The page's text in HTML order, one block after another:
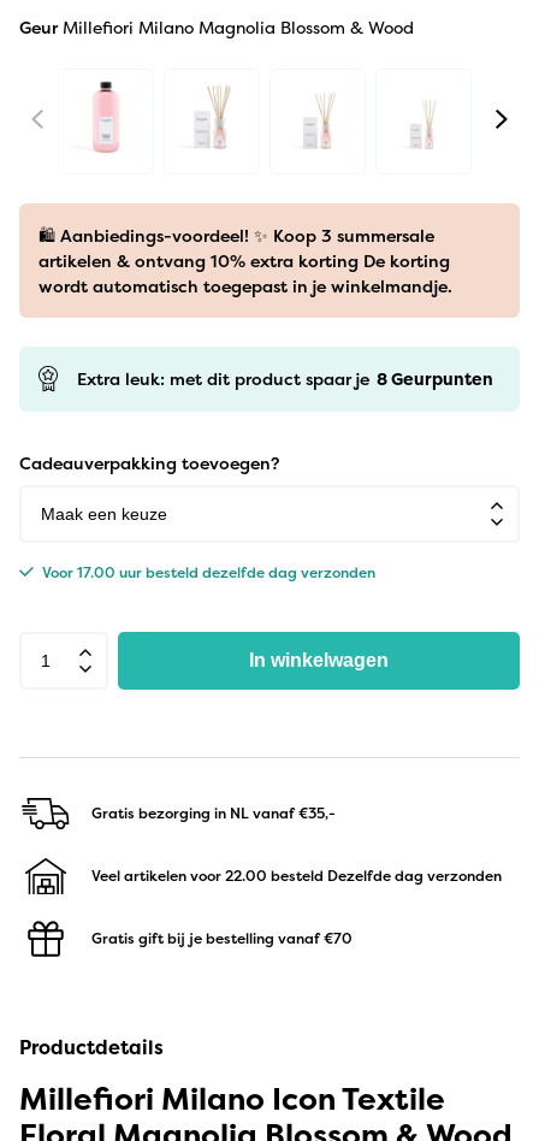
Geur Millefiori Milano Magnolia Blossom & Wood
🛍️ Aanbiedings-voordeel! ✨ Koop 3 summersale
artikelen & ontvang 10% extra korting De korting
wordt automatisch toegepast in je winkelmandje.
Extra leuk: met dit product spaar je 8Geurpunten
Cadeauverpakking toevoegen?
Voor 17.00 uur besteld dezelfde dag verzonden
In winkelwagen
Gratis bezorging in NLvanaf €35,-
Veel artikelen voor 22.00 besteld Dezelfde dag verzonden
Gratis gift bij je bestelling vanaf €70
Productdetails
Millefiori Milano Icon Textile